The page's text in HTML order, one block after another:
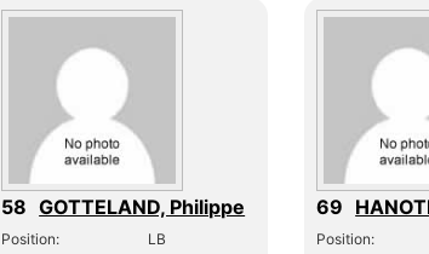
58 GOTTELAND, Philippe
Position:
LB
69
Position: